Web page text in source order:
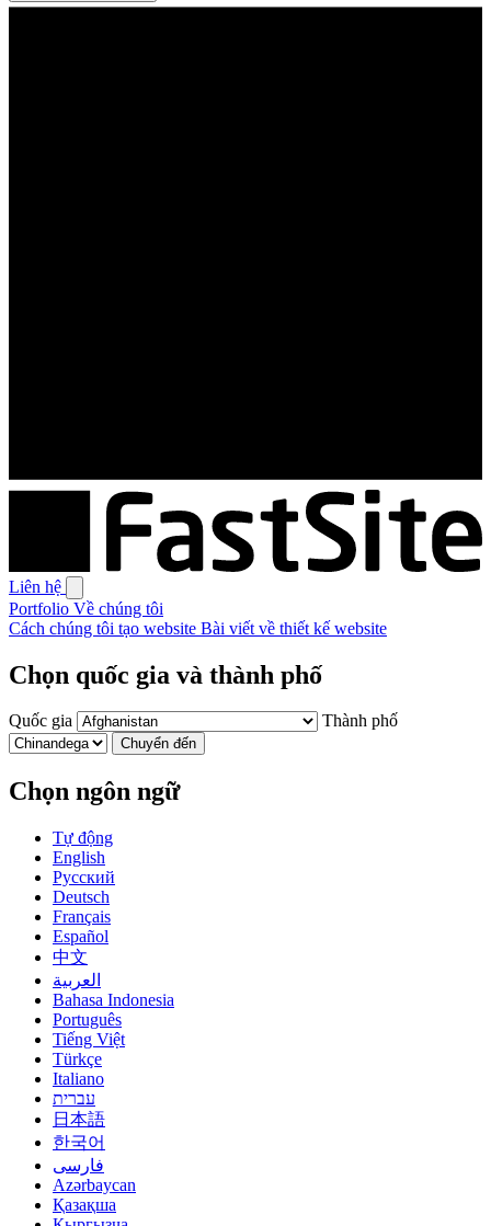
Liên hệ
Portfolio Về chúng tôi
Cách chúng tôi tạo website Bài viết về thiết kế website
Chọn quốc gia và thành phố
Quốc gia Thành phố
Chuyển đến
Chọn ngôn ngữ
Tự động
English
Русский
Deutsch
Français
Español
中文
العربية
Bahasa Indonesia
Português
Tiếng Việt
Türkçe
Italiano
עברית
日本語
한국어
فارسی
Azərbaycan
Қазақша